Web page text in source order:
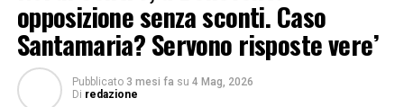
opposizione senza sconti. Caso
Santamaria? Servono risposte vere’
Pubblicato 3 mesi fa su 4 Mag, 2026
Di redazione